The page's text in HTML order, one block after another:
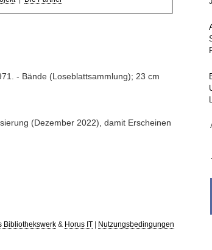
- Bände (Loseblattsammlung); 23 cm
(Dezember 2022), damit Erscheinen
Bibliothekswerk& Horus IT| Nutzungsbedingungen